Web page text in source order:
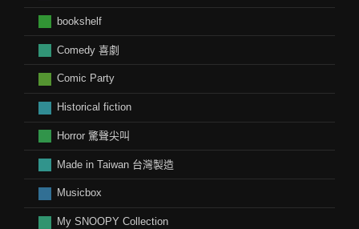
bookshelf
Comedy 喜劇
Comic Party
Historical fiction
Horror 驚聲尖叫
Made in Taiwan 台灣製造
Musicbox
My SNOOPY Collection